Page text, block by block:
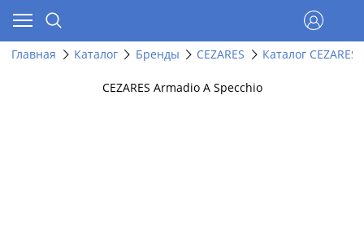
Главная Каталог Бренды CEZARES Каталог
CEZARES Armadio A Specchio